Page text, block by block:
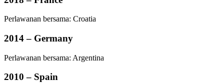
Perlawanan bersama: Croatia
2014 – Germany
Perlawanan bersama: Argentina
2010 – Spain